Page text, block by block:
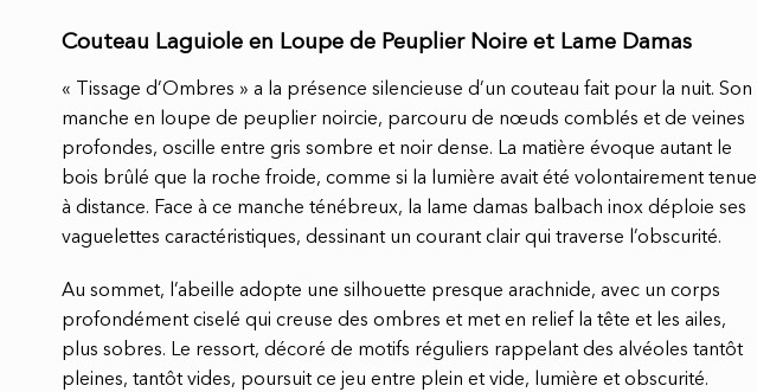
Couteau Laguiole en Loupe de Peuplier Noire et Lame Damas
« Tissage d’Ombres » a la présence silencieuse d’un couteau fait pour la nuit. Son
manche en loupe de peuplier noircie, parcouru de nœuds comblés et de veines
profondes, oscille entre gris sombre et noir dense. La matière évoque autant le
bois brûlé que la roche froide, comme si la lumière avait été volontairement tenue
à distance. Face à ce manche ténébreux, la lame damas balbach inox déploie ses
vaguelettes caractéristiques, dessinant un courant clair qui traverse l’obscurité.
Au sommet, l’abeille adopte une silhouette presque arachnide, avec un corps
profondément ciselé qui creuse des ombres et met en relief la tête et les ailes,
plus sobres. Le ressort, décoré de motifs réguliers rappelant des alvéoles tantôt
pleines, tantôt vides, poursuit ce jeu entre plein et vide, lumière et obscurité.